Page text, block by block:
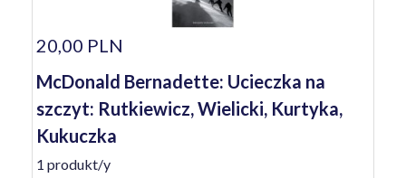
20,00 PLN
McDonald Bernadette: Ucieczka na
szczyt: Rutkiewicz, Wielicki, Kurtyka,
Kukuczka
1 produkt/y